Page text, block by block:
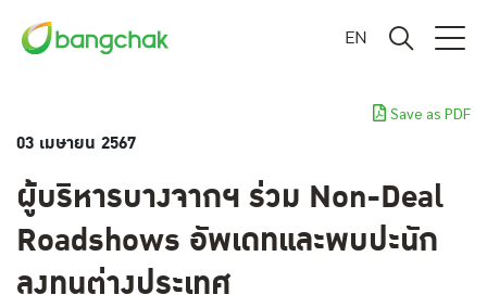
EN
Save as PDF
03 เมษายน 2567
ผู้บริหารบางจากฯ ร่วม Non-Deal
Roadshows อัพเดทและพบปะนัก
ลงทุนต่างประเทศ